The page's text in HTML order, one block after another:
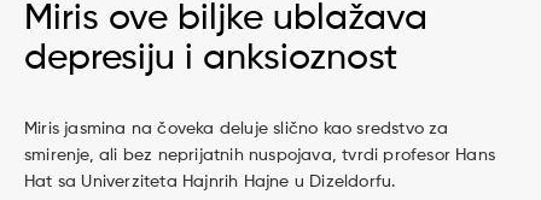
Miris ove biljke ublažava
depresiju i anksioznost
Miris jasmina na čoveka deluje slično kao sredstvo za
smirenje, ali bez neprijatnih nuspojava, tvrdi profesor Hans
Hat sa Univerziteta Hajnrih Hajne u Dizeldorfu.